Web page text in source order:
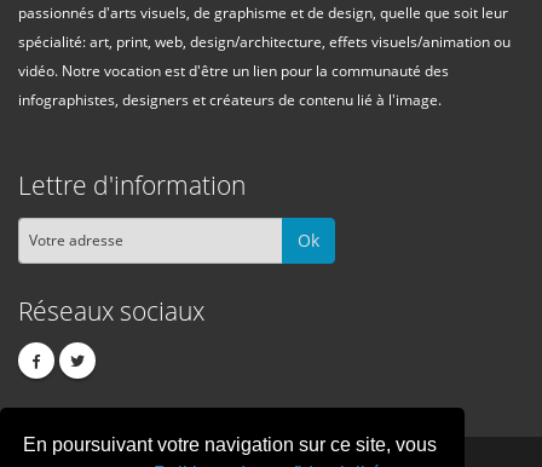
En poursuivant votre navigation sur ce site, vous
passionnés d'arts visuels, de graphisme et de design, quelle que soit leur
spécialité: art, print, web, design/architecture, effets visuels/animation ou
vidéo. Notre vocation est d'être un lien pour la communauté des
infographistes, designers et créateurs de contenu lié à l'image.
Lettre d'information
Ok
Réseaux sociaux